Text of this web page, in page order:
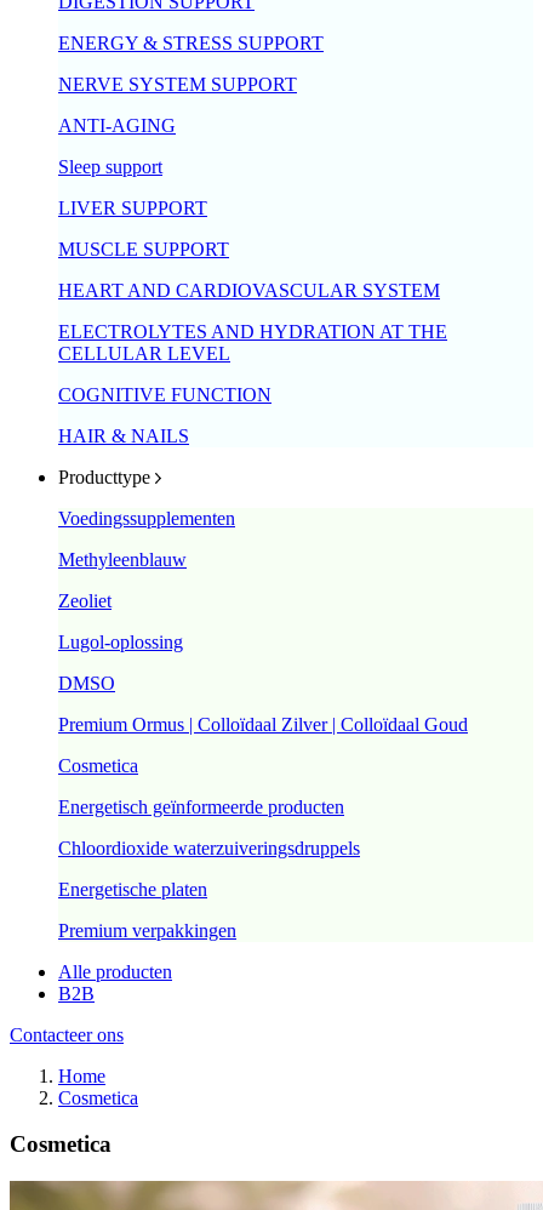
ENERGY & STRESS SUPPORT
NERVE SYSTEM SUPPORT
ANTI-AGING
Sleep support
LIVER SUPPORT
MUSCLE SUPPORT
HEART AND CARDIOVASCULAR SYSTEM
ELECTROLYTES AND HYDRATION AT THE
CELLULAR LEVEL
COGNITIVE FUNCTION
HAIR & NAILS
Producttype
Voedingssupplementen
Methyleenblauw
Zeoliet
Lugol-oplossing
DMSO
Premium Ormus | Colloïdaal Zilver | Colloïdaal Goud
Cosmetica
Energetisch geïnformeerde producten
Chloordioxide waterzuiveringsdruppels
Energetische platen
Premium verpakkingen
Alle producten
B2B
Contacteer ons
Home
Cosmetica
Cosmetica